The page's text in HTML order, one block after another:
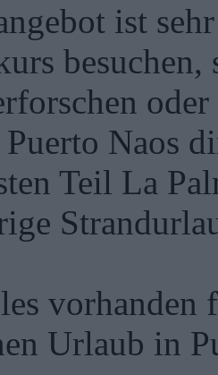
ist
Naos
Teil La
vorhanden
Urlaub in